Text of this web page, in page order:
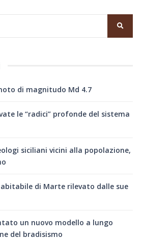
di magnitudo Md 4.7
le “radici” profonde del sistema
siciliani vicini alla popolazione,
di Marte rilevato dalle sue
un nuovo modello a lungo
del bradisismo